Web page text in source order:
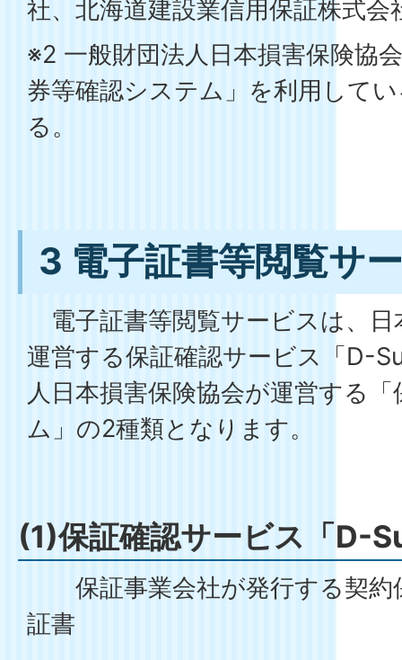
社、北海道建設業信用保証株式会
※2 一般財団法人日本損害保険協
券等確認システム」を利用して
る。
3 電子証書等閲覧サ
電子証書等閲覧サービスは、日
運営する保証確認サービス「D-
人日本損害保険協会が運営する
ム」の2種類となります。
(1)保証確認サービス「D-
保証事業会社が発行する契約
証書